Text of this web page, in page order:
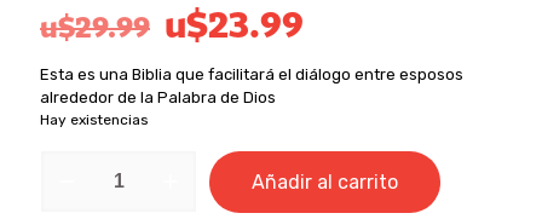
u$29.99 El
precio
original
u$29.99.
u$23.99
precio
actual
u$23.99.
Esta es una Biblia que facilitará el diálogo entre esposos
alrededor de la Palabra de Dios
Hay existencias
devocional
Añadir al carrito